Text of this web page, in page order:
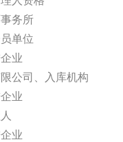
务所
单位
业
公司、入库机构
业
业